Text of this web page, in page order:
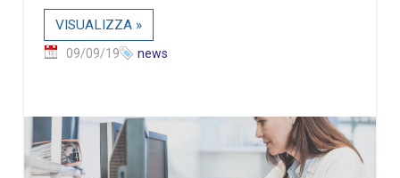
VISUALIZZA »
09/09/19 news